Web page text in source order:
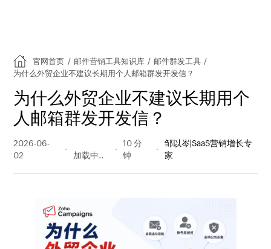
官网首页 / 邮件营销工具知识库 / 邮件群发工具 /
为什么外贸企业不建议长期用个人邮箱群发开发信？
为什么外贸企业不建议长期用个
人邮箱群发开发信？
2026-06-
02
量
10 分
钟
邹以岑|SaaS营销增长专
家